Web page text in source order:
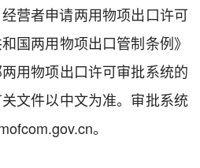
营者申请两用物项出口许可
国两用物项出口管制条例》
用物项出口许可审批系统的
文件以中文为准。审批系统
。